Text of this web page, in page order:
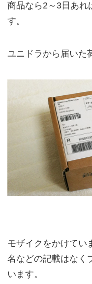
商品なら2～3日あれ
す。
ユニドラから届いた
モザイクをかけてい
名などの記載はなく
います。